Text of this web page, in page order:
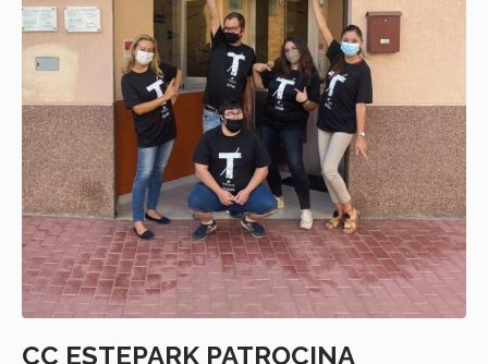
CC ESTEPARK PATROCINA